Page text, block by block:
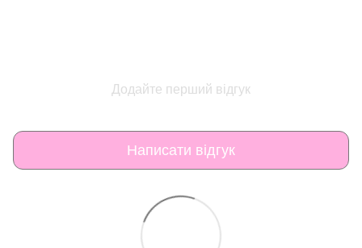
Додайте перший відгук
Написати відгук